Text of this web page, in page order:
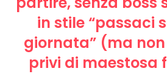
in stile “passaci
giornata” (ma
privi di maestosa